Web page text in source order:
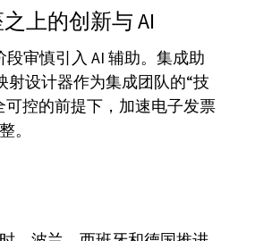
上的创新与 AI
段审慎引入 AI 辅助。集成助
射设计器作为集成团队的“技
可控的前提下，加速电子发票
。